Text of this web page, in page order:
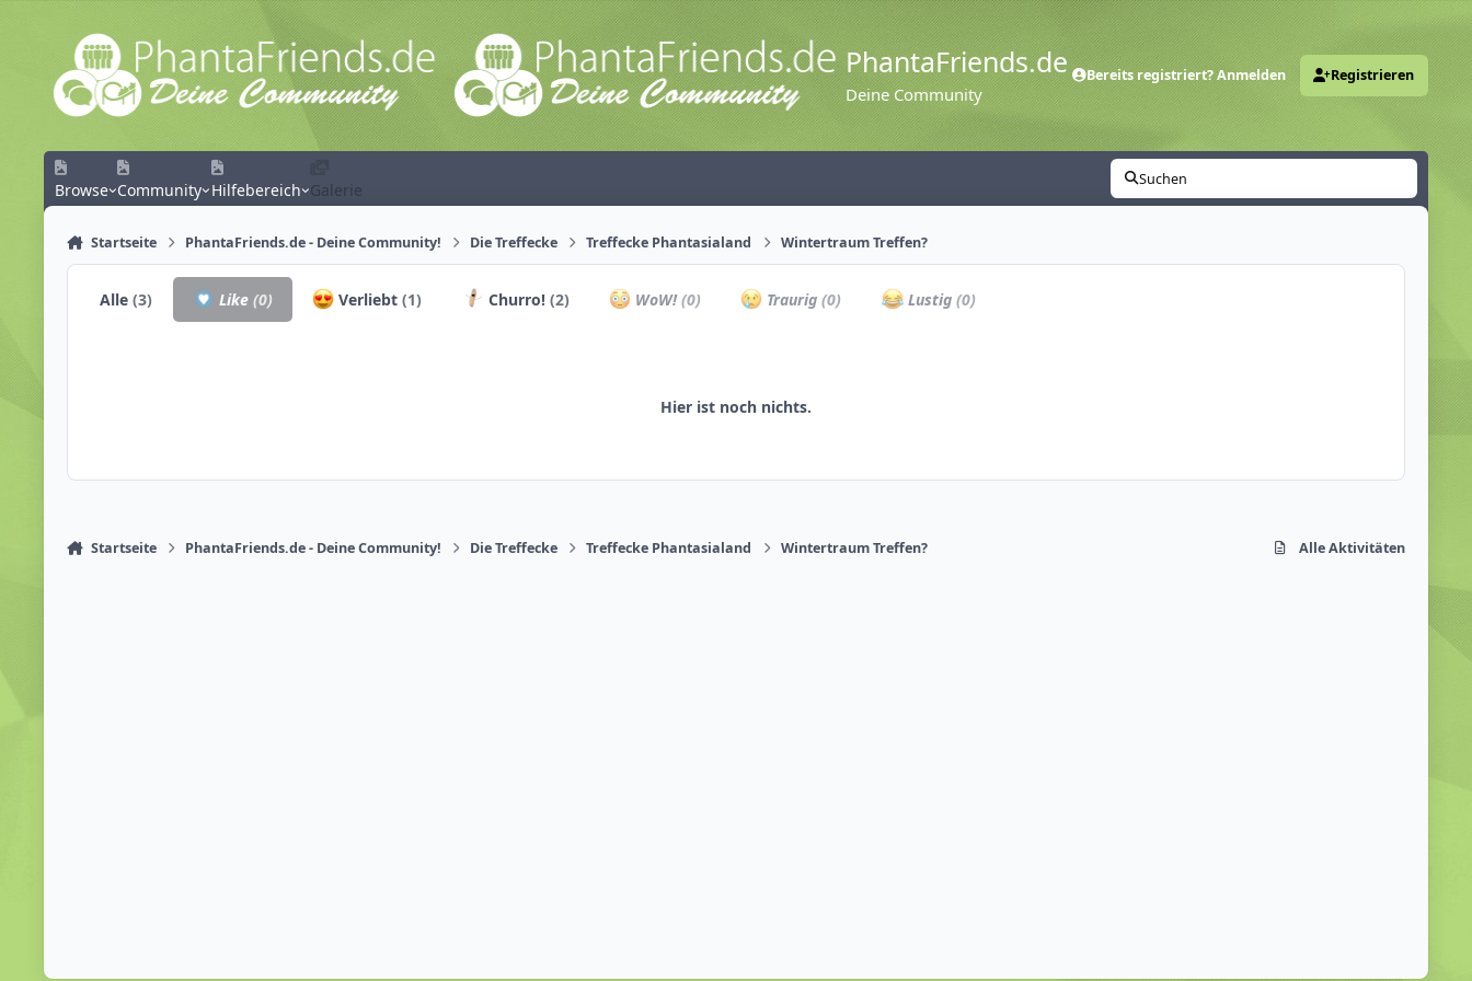
Zum Inhalt springen
PhantaFriends.de
Deine Community
Bereits registriert? Anmelden Registrieren
Browse Community Hilfebereich Galerie
Suchen
Startseite PhantaFriends.de - Deine Community! Die Treffecke Treffecke Phantasialand Wintertraum Treffen?
Alle(3) Like (0) Verliebt(1) Churro! (2) WoW!(0) Traurig(0) Lustig (0)
Hier ist noch nichts.
Startseite PhantaFriends.de - Deine Community! Die Treffecke Treffecke Phantasialand Wintertraum Treffen? Alle Aktivitäten